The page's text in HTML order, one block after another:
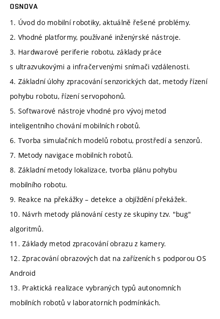
OSNOVA
1. Úvod do mobilní robotiky, aktuálně řešené problémy.
2. Vhodné platformy, používané inženýrské nástroje.
3. Hardwarové periferie robotu, základy práce
s ultrazvukovými a infračervenými snímači vzdálenosti.
4. Základní úlohy zpracování senzorických dat, metody řízení
pohybu robotu, řízení servopohonů.
5. Softwarové nástroje vhodné pro vývoj metod
inteligentního chování mobilních robotů.
6. Tvorba simulačních modelů robotu, prostředí a senzorů.
7. Metody navigace mobilních robotů.
8. Základní metody lokalizace, tvorba plánu pohybu
mobilního robotu.
9. Reakce na překážky – detekce a objíždění překážek.
10. Návrh metody plánování cesty ze skupiny tzv. "bug"
algoritmů.
11. Základy metod zpracování obrazu z kamery.
12. Zpracování obrazových dat na zařízeních s podporou OS
Android
13. Praktická realizace vybraných typů autonomních
mobilních robotů v laboratorních podmínkách.